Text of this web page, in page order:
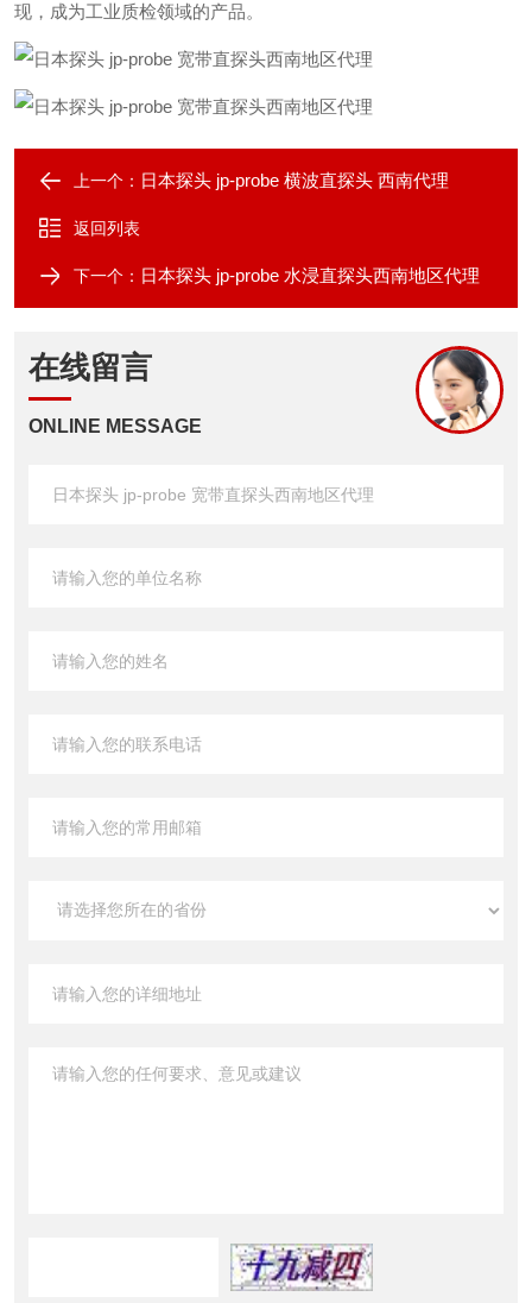
现，成为工业质检领域的产品。
上一个： 日本探头 jp-probe 横波直探头 西南代理
返回列表
下一个： 日本探头 jp-probe 水浸直探头西南地区代理
在线留言
ONLINE MESSAGE